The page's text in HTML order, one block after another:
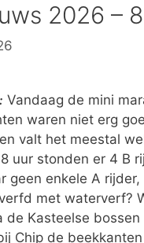
2026 – 8
Vandaag de mini
waren niet erg
valt het meestal
uur stonden er 4 B
geen enkele A rijder,
met waterverf?
de Kasteelse bossen
Chip de